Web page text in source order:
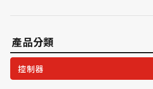
產品分類
控制器